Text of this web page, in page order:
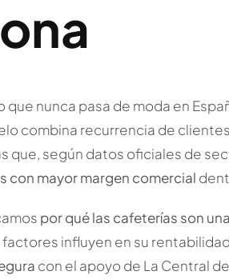
que nunca pasa de moda en
combina recurrencia de
que, según datos oficiales de
con mayor margen comercial
por qué las cafeterías son
influyen en su
con el apoyo de La Central